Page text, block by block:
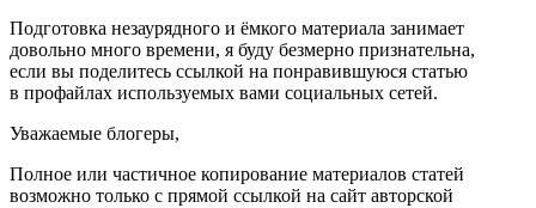
Подготовка незаурядного и ёмкого материала занимает
довольно много времени, я буду безмерно признательна,
если вы поделитесь ссылкой на понравившуюся статью
в профайлах используемых вами социальных сетей.
Уважаемые блогеры,
Полное или частичное копирование материалов статей
возможно только с прямой ссылкой на сайт авторской